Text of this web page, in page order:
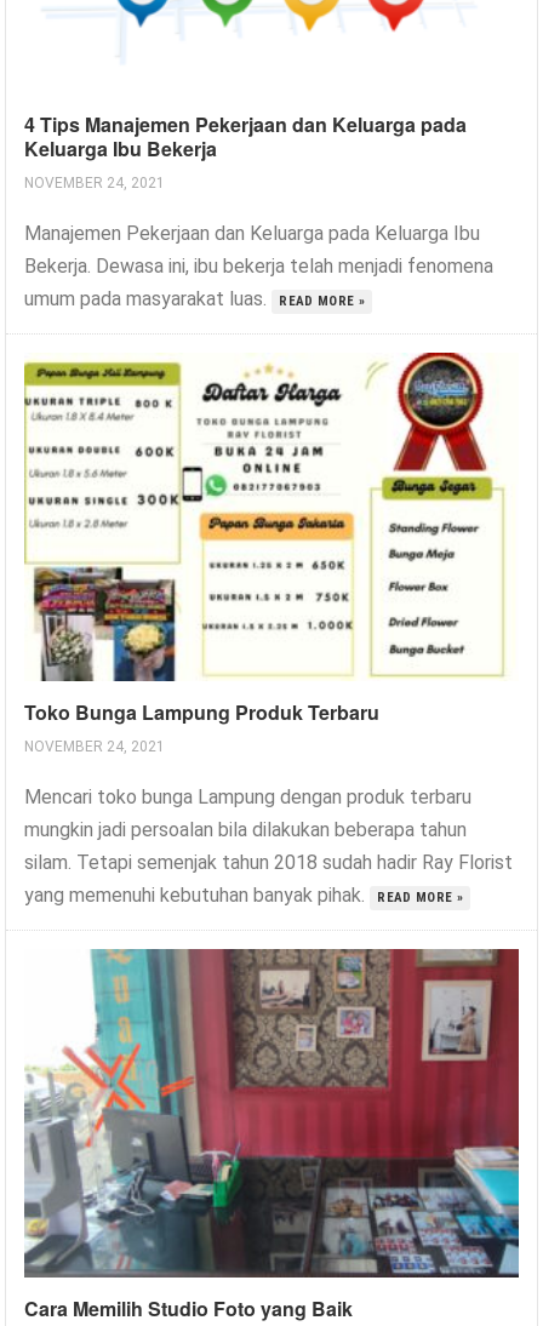
4 Tips Manajemen Pekerjaan dan Keluarga pada
Keluarga Ibu Bekerja
NOVEMBER 24, 2021
Manajemen Pekerjaan dan Keluarga pada Keluarga Ibu
Bekerja. Dewasa ini, ibu bekerja telah menjadi fenomena
umum pada masyarakat luas.
READ MORE »
Toko Bunga Lampung Produk Terbaru
NOVEMBER 24, 2021
Mencari toko bunga Lampung dengan produk terbaru
mungkin jadi persoalan bila dilakukan beberapa tahun
silam. Tetapi semenjak tahun 2018 sudah hadir Ray Florist
yang memenuhi kebutuhan banyak pihak.
READ MORE »
Cara Memilih Studio Foto yang Baik